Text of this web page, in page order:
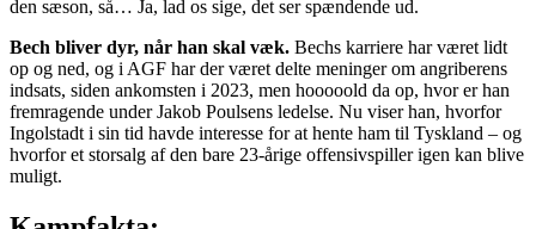
den sæson, så… Ja, lad os sige, det ser spændende ud.
Bech bliver dyr, når han skal væk. Bechs karriere har været lidt
op og ned, og i AGF har der været delte meninger om angriberens
indsats, siden ankomsten i 2023, men hooooold da op, hvor er han
fremragende under Jakob Poulsens ledelse. Nu viser han, hvorfor
Ingolstadt i sin tid havde interesse for at hente ham til Tyskland – og
hvorfor et storsalg af den bare 23-årige offensivspiller igen kan blive
muligt.